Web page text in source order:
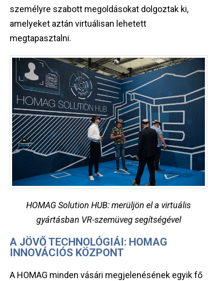
személyre szabott megoldásokat dolgoztak ki,
amelyeket aztán virtuálisan lehetett
megtapasztalni.
HOMAG Solution HUB: merüljön el a virtuális
gyártásban VR-szemüveg segítségével
A JÖVŐ TECHNOLÓGIÁI: HOMAG
INNOVÁCIÓS KÖZPONT
A HOMAG minden vásári megjelenésének egyik fő